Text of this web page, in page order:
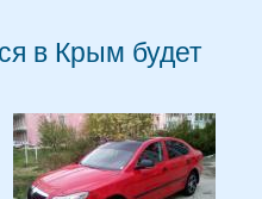
в Крым будет